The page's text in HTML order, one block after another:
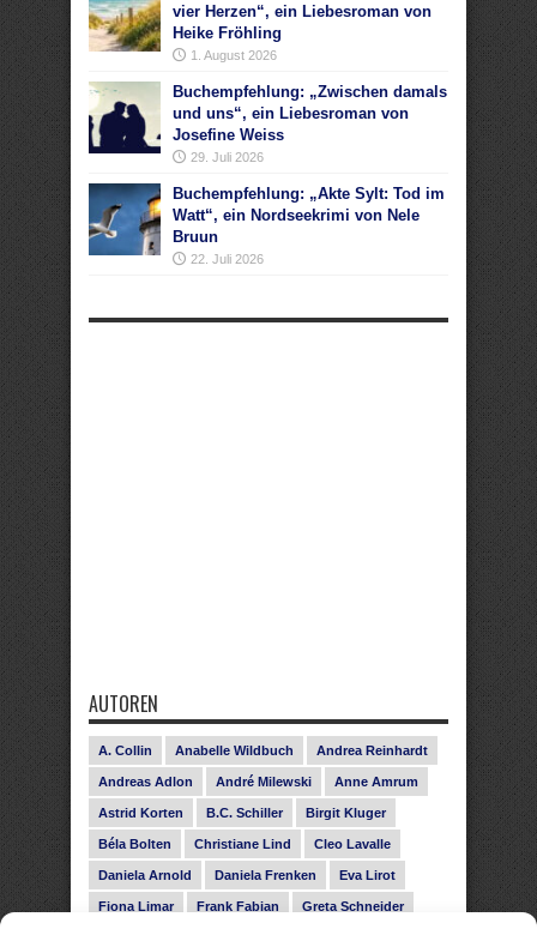
vier Herzen“, ein Liebesroman von
Heike Fröhling
1. August 2026
Buchempfehlung: „Zwischen damals
und uns“, ein Liebesroman von
Josefine Weiss
29. Juli 2026
Buchempfehlung: „Akte Sylt: Tod im
Watt“, ein Nordseekrimi von Nele
Bruun
22. Juli 2026
AUTOREN
A. Collin Anabelle Wildbuch Andrea Reinhardt
Andreas Adlon André Milewski Anne Amrum
Astrid Korten B.C. Schiller Birgit Kluger
Béla Bolten Christiane Lind Cleo Lavalle
Daniela Arnold Daniela Frenken Eva Lirot
Fiona Limar Frank Fabian Greta Schneider